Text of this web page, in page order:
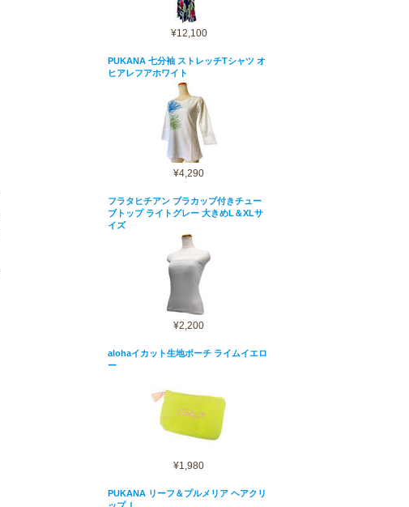
¥12,100
PUKANA 七分袖 ストレッチTシャツ オ
ヒアレフアホワイト
¥4,290
フラタヒチアン ブラカップ付きチュー
ブトップ ライトグレー 大きめL＆XLサ
イズ
¥2,200
alohaイカット生地ポーチ ライムイエロ
ー
¥1,980
PUKANA リーフ＆プルメリア ヘアクリ